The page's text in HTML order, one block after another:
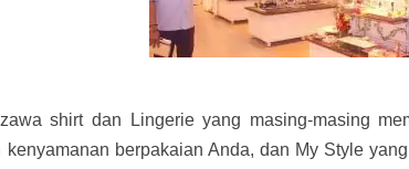
shirt dan Lingerie yang masing-masing
berpakaian Anda, dan My Style